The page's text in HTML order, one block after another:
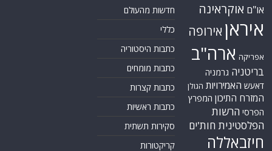
או"ם אוקראינה
איראן אירופה
אפריקה ארה"ב
בריטניה גרמניה
דאעש האמירויות הגולן
המזרח התיכון המפרץ
הפרסי הרשות
הפלסטינית חות'ים
חיזבאללה
חדשות מהעולם
כללי
כתבות היסטוריה
כתבות מומחים
כתבות קצרות
כתבות ראשיות
סקירות תשתית
קריקטורות